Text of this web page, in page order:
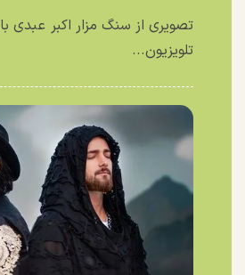
تصویری از سنگ مزار اکبر عبدی
تلویزیون...